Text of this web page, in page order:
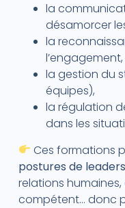
la
désamorcer
la
l’engagement,
la gestion du
équipes),
la régulation
dans les
Ces formations
postures de
relations
compétent… donc